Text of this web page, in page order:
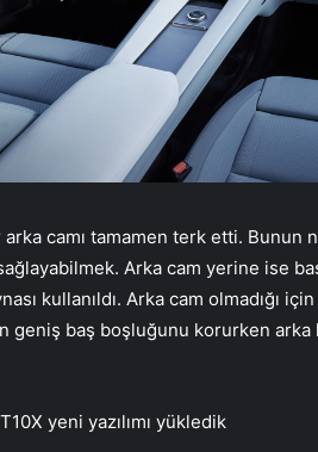
camı tamamen terk etti. Bunun
Arka cam yerine ise
kullanıldı. Arka cam olmadığı
geniş baş boşluğunu korurken arka
yeni yazılımı yükledik